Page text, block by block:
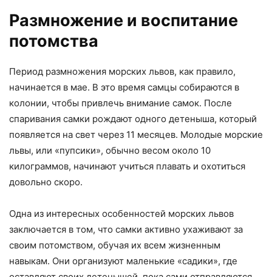
Размножение и воспитание
потомства
Период размножения морских львов, как правило,
начинается в мае. В это время самцы собираются в
колонии, чтобы привлечь внимание самок. После
спаривания самки рождают одного детеныша, который
появляется на свет через 11 месяцев. Молодые морские
львы, или «пупсики», обычно весом около 10
килограммов, начинают учиться плавать и охотиться
довольно скоро.
Одна из интересных особенностей морских львов
заключается в том, что самки активно ухаживают за
своим потомством, обучая их всем жизненным
навыкам. Они организуют маленькие «садики», где